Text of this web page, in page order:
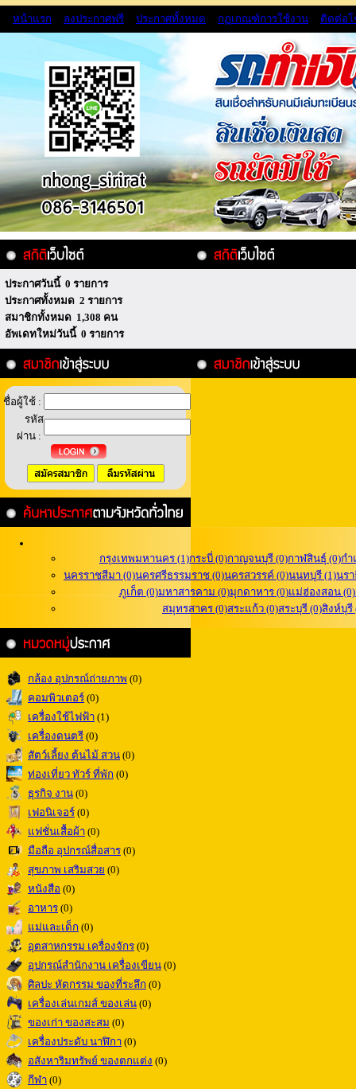
หน้าแรก ลงประกาศฟรี ประกาศทั้งหมด กฏเกณฑ์การใช้งาน ติดต่อ
ประกาศวันนี้ 0 รายการ
ประกาศทั้งหมด 2 รายการ
สมาชิกทั้งหมด 1,308 คน
อัพเดทใหม่วันนี้ 0 รายการ
ชื่อผู้ใช้ :
รหัส
ผ่าน :
กรุงเทพมหานคร (1)กระบี่ (0)กาญจนบุรี (0)กาฬสินธุ์ (0)กำ
นครราชสีมา (0)นครศรีธรรมราช (0)นครสวรรค์ (0)นนทบุรี (1)นรา
ภูเก็ต (0)มหาสารคาม (0)มุกดาหาร (0)แม่ฮ่องสอน (0)
สมุทรสาคร (0)สระแก้ว (0)สระบุรี (0)สิงห์บุรี
กล้อง อุปกรณ์ถ่ายภาพ (0)
คอมพิวเตอร์ (0)
เครื่องใช้ไฟฟ้า (1)
เครื่องดนตรี (0)
สัตว์เลี้ยง ต้นไม้ สวน (0)
ท่องเที่ยว ทัวร์ ที่พัก (0)
ธุรกิจ งาน (0)
เฟอนิเจอร์ (0)
แฟชั่นเสื้อผ้า (0)
มือถือ อุปกรณ์สื่อสาร (0)
สุขภาพ เสริมสวย (0)
หนังสือ (0)
อาหาร (0)
แม่และเด็ก (0)
อุตสาหกรรม เครื่องจักร (0)
อุปกรณ์สำนักงาน เครื่องเขียน (0)
ศิลปะ หัตกรรม ของที่ระลึก (0)
เครื่องเล่นเกมส์ ของเล่น (0)
ของเก่า ของสะสม (0)
เครื่องประดับ นาฬิกา (0)
อสังหาริมทรัพย์ ของตกแต่ง (0)
กีฬา (0)